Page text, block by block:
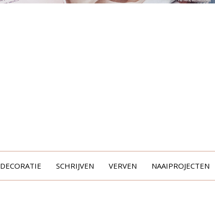
DECORATIE SCHRIJVEN VERVEN NAAIPROJECTEN